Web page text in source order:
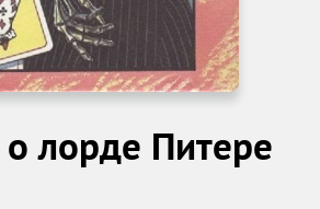
о лорде Питере